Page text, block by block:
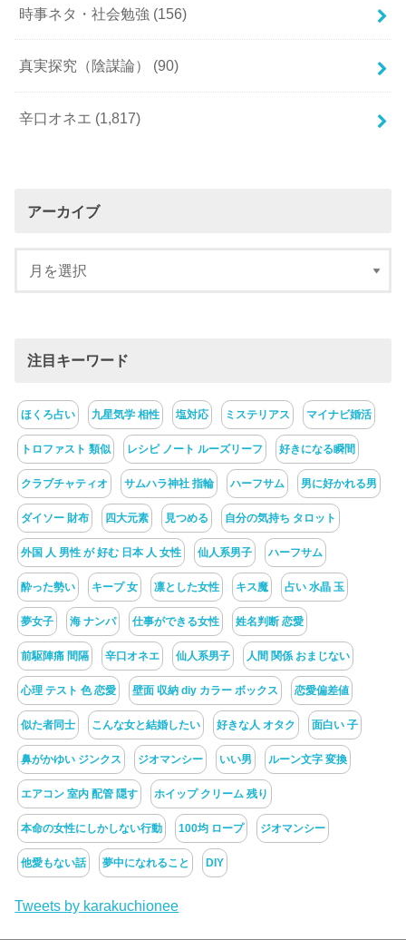
時事ネタ・社会勉強 (156)
真実探究（陰謀論） (90)
辛口オネエ (1,817)
アーカイブ
注目キーワード
ほくろ占い 九星気学 相性 塩対応 ミステリアス マイナビ婚活
トロファスト 類似 レシピ ノート ルーズリーフ 好きになる瞬間
クラブチャティオ サムハラ神社 指輪 ハーフサム 男に好かれる男
ダイソー 財布 四大元素 見つめる 自分の気持ち タロット
外国 人 男性 が 好む 日本 人 女性 仙人系男子 ハーフサム
酔った勢い キープ 女 凛とした女性 キス魔 占い 水晶 玉
夢女子 海 ナンパ 仕事ができる女性 姓名判断 恋愛
前駆陣痛 間隔 辛口オネエ 仙人系男子 人間 関係 おまじない
心理 テスト 色 恋愛 壁面 収納 diy カラー ボックス 恋愛偏差値
似た者同士 こんな女と結婚したい 好きな人 オタク 面白い 子
鼻がかゆい ジンクス ジオマンシー いい男 ルーン文字 変換
エアコン 室内 配管 隠す ホイップ クリーム 残り
本命の女性にしかしない行動 100均 ロープ ジオマンシー
他愛もない話 夢中になれること DIY
Tweets by karakuchionee